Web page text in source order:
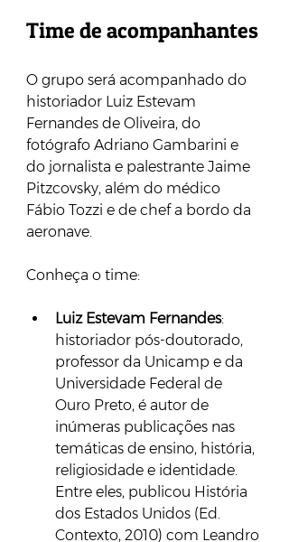
Time de acompanhantes
O grupo será acompanhado do
historiador Luiz Estevam
Fernandes de Oliveira, do
fotógrafo Adriano Gambarini e
do jornalista e palestrante Jaime
Pitzcovsky, além do médico
Fábio Tozzi e de chef a bordo da
aeronave.
Conheça o time:
Luiz Estevam Fernandes:
historiador pós-doutorado,
professor da Unicamp e da
Universidade Federal de
Ouro Preto, é autor de
inúmeras publicações nas
temáticas de ensino, história,
religiosidade e identidade.
Entre eles, publicou História
dos Estados Unidos (Ed.
Contexto, 2010) com Leandro